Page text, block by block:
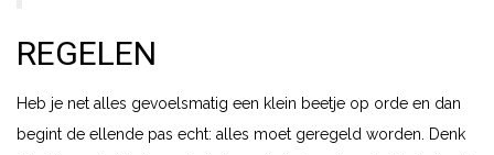
REGELEN
Heb je net alles gevoelsmatig een klein beetje op orde en dan
begint de ellende pas echt: alles moet geregeld worden. Denk